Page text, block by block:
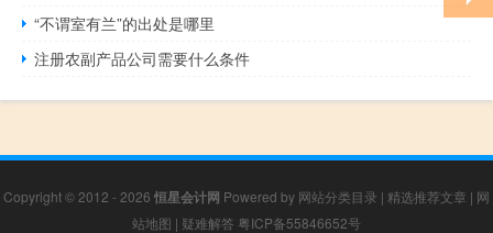
“不谓室有兰”的出处是哪里
注册农副产品公司需要什么条件
Copyright © 2012 - 2026 恒星会计网 Powered by 网站分类目录 | 精选推荐文章 | 网
站地图 | 疑难解答 粤ICP备55846652号